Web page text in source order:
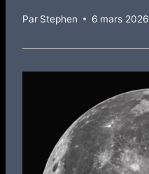
Par Stephen 6 mars 2026